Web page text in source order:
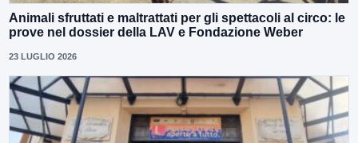
Animali sfruttati e maltrattati per gli spettacoli al circo: le
prove nel dossier della LAV e Fondazione Weber
23 LUGLIO 2026